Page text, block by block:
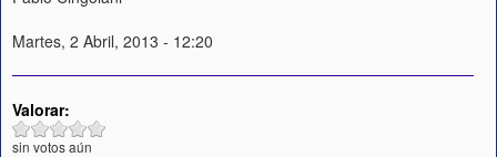
Martes, 2 Abril, 2013 - 12:20
Valorar:
sin votos aún